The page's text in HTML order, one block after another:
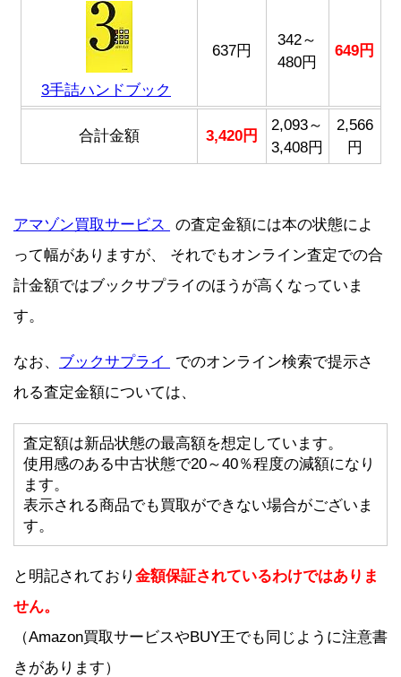
3手詰ハンドブック
637円
342～
480円
649円
合計金額 3,420円
2,093～
3,408円
2,566
円
アマゾン買取サービス
の査定金額には本の状態によ
って幅がありますが、 それでもオンライン査定での合
計金額ではブックサプライのほうが高くなっていま
す。
なお、 ブックサプライ
でのオンライン検索で提示さ
れる査定金額については、
査定額は新品状態の最高額を想定しています。
使用感のある中古状態で20～40％程度の減額になり
ます。
表示される商品でも買取ができない場合がございま
す。
と明記されており 金額保証されているわけではありま
せん。
（Amazon買取サービスやBUY王でも同じように注意書
きがあります）